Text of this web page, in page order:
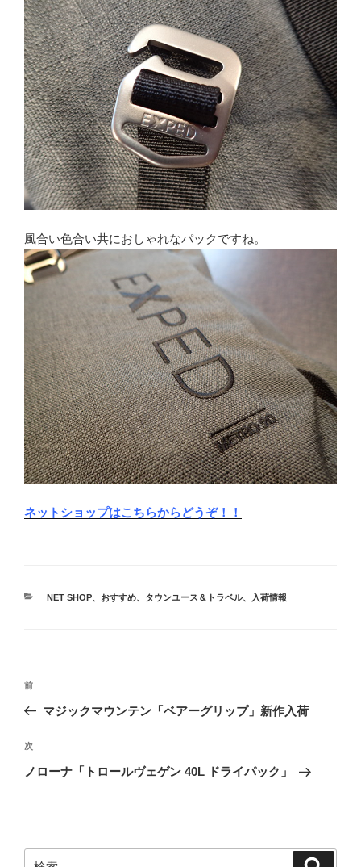
風合い色合い共におしゃれなパックですね。
ネットショップはこちらからどうぞ！！
カ
NET SHOP、 おすすめ、 タウンユース＆トラベル、 入荷情報
投
ビ
ゲ
ン
前
の
稿
前
マジックマウンテン「ベアーグリップ」新作入荷
次
の
次
ノローナ「トロールヴェゲン 40L ドライパック」